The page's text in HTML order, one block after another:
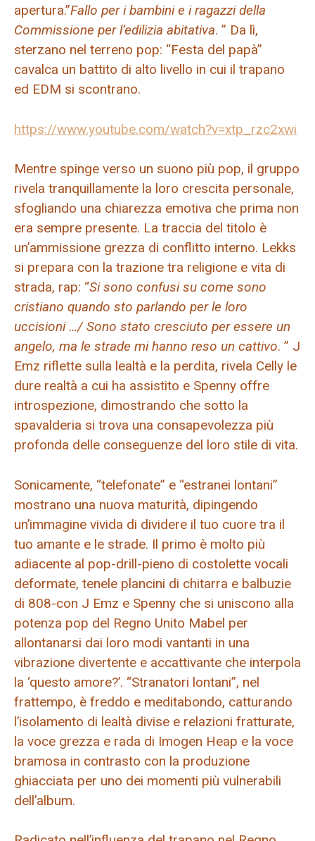
apertura.”Fallo per i bambini e i ragazzi della
Commissione per l’edilizia abitativa. ” Da lì,
sterzano nel terreno pop: “Festa del papà”
cavalca un battito di alto livello in cui il trapano
ed EDM si scontrano.
https://www.youtube.com/watch?v=xtp_rzc2xwi
Mentre spinge verso un suono più pop, il gruppo
rivela tranquillamente la loro crescita personale,
sfogliando una chiarezza emotiva che prima non
era sempre presente. La traccia del titolo è
un’ammissione grezza di conflitto interno. Lekks
si prepara con la trazione tra religione e vita di
strada, rap: “Si sono confusi su come sono
cristiano quando sto parlando per le loro
uccisioni …/ Sono stato cresciuto per essere un
angelo, ma le strade mi hanno reso un cattivo. ” J
Emz riflette sulla lealtà e la perdita, rivela Celly le
dure realtà a cui ha assistito e Spenny offre
introspezione, dimostrando che sotto la
spavalderia si trova una consapevolezza più
profonda delle conseguenze del loro stile di vita.
Sonicamente, “telefonate” e “estranei lontani”
mostrano una nuova maturità, dipingendo
un’immagine vivida di dividere il tuo cuore tra il
tuo amante e le strade. Il primo è molto più
adiacente al pop-drill-pieno di costolette vocali
deformate, tenele plancini di chitarra e balbuzie
di 808-con J Emz e Spenny che si uniscono alla
potenza pop del Regno Unito Mabel per
allontanarsi dai loro modi vantanti in una
vibrazione divertente e accattivante che interpola
la ‘questo amore?’. “Stranatori lontani”, nel
frattempo, è freddo e meditabondo, catturando
l’isolamento di lealtà divise e relazioni fratturate,
la voce grezza e rada di Imogen Heap e la voce
bramosa in contrasto con la produzione
ghiacciata per uno dei momenti più vulnerabili
dell’album.